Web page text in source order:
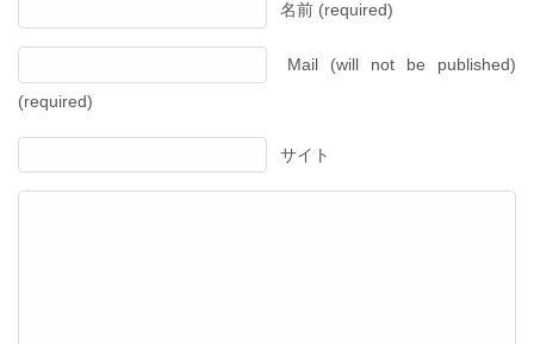
名前 (required)
Mail (will not be published)
(required)
サイト